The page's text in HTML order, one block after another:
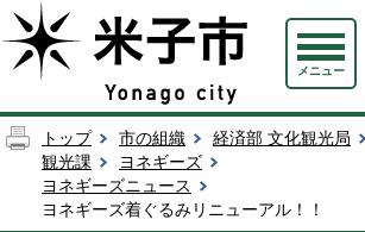
メニュー
トップ 市の組織
経済部 文化観光局
観光課
ヨネギーズ
ヨネギーズニュース
ヨネギーズ着ぐるみリニューアル！！